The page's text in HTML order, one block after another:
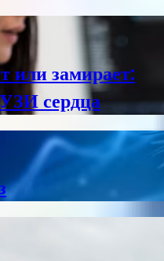
или замирает:
сердца